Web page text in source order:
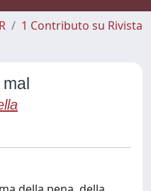
1 Contributo su Rivista